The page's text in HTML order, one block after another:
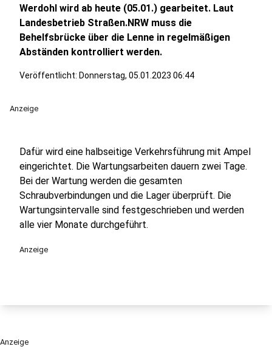
Werdohl wird ab heute (05.01.) gearbeitet. Laut
Landesbetrieb Straßen.NRW muss die
Behelfsbrücke über die Lenne in regelmäßigen
Abständen kontrolliert werden.
Veröffentlicht: Donnerstag, 05.01.2023 06:44
Anzeige
Dafür wird eine halbseitige Verkehrsführung mit Ampel
eingerichtet. Die Wartungsarbeiten dauern zwei Tage.
Bei der Wartung werden die gesamten
Schraubverbindungen und die Lager überprüft. Die
Wartungsintervalle sind festgeschrieben und werden
alle vier Monate durchgeführt.
Anzeige
Anzeige